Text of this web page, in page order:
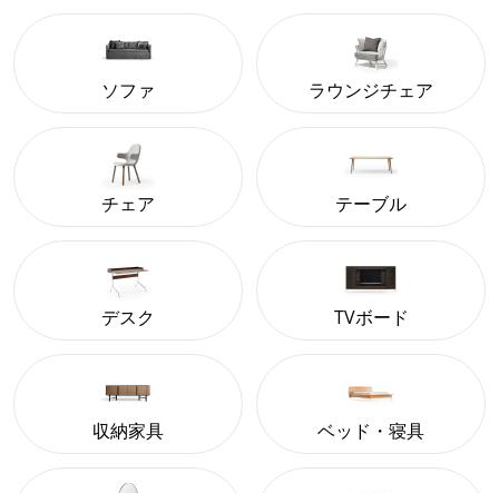
ソファ ラウンジチェア
チェア テーブル
デスク TVボード
収納家具 ベッド・寝具